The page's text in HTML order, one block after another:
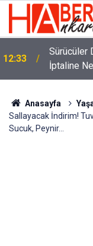
12:33
Sürücüler
İptaline
Anasayfa
Sallayacak İndirim!
Sucuk, Peynir…